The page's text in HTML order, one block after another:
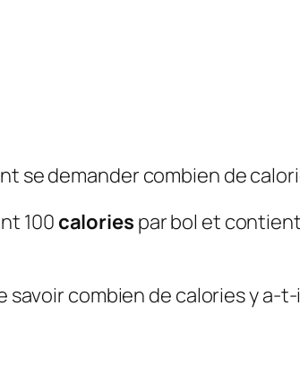
se demander combien de
100 calories par bol et
savoir combien de calories y